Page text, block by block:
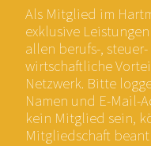
Als Mitglied im
exklusive
allen berufs-,
wirtschaftliche
Netzwerk. Bitte
Namen und E-Mail-
kein Mitglied sein,
Mitgliedschaft